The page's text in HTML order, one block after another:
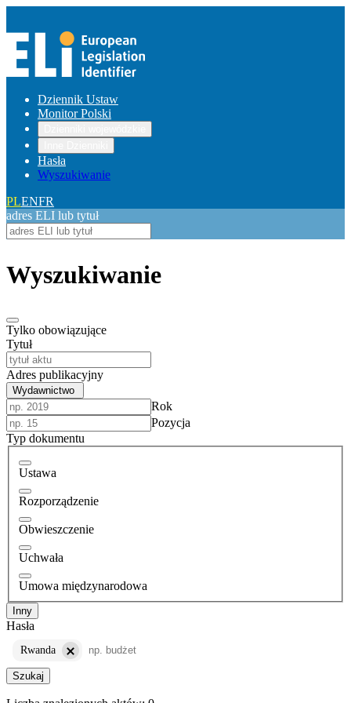
Dziennik Ustaw
Monitor Polski
Hasła
Wyszukiwanie
PLENFR
adres ELI lub tytuł
Wyszukiwanie
Tylko obowiązujące
Tytuł
Adres publikacyjny
Wydawnictwo
Rok
Pozycja
Typ dokumentu
Ustawa
Rozporządzenie
Obwieszczenie
Uchwała
Umowa międzynarodowa
Inny
Hasła
Rwanda
Szukaj